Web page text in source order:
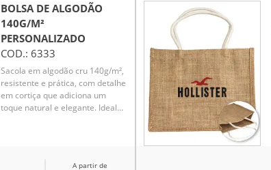
BOLSA DE ALGODÃO
140G/M²
PERSONALIZADO
COD.: 6333
Sacola em algodão cru 140g/m²,
resistente e prática, com detalhe
em cortiça que adiciona um
toque natural e elegante. Ideal
A partir de